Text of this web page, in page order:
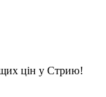
цін у Стрию!